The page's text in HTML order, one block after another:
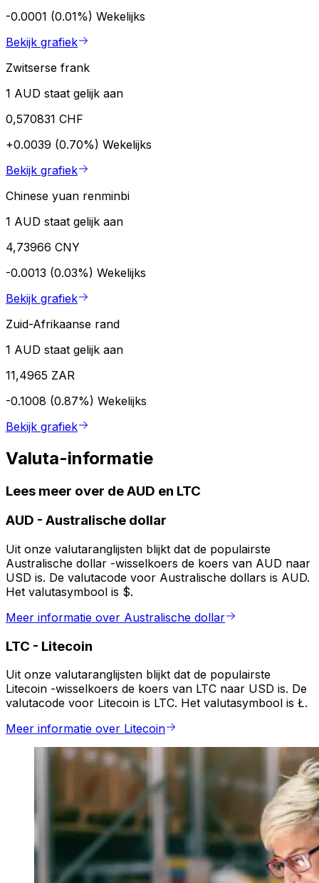
-0.0001 (0.01%) Wekelijks
Bekijk grafiek
Zwitserse frank
1 AUD staat gelijk aan
0,570831 CHF
+0.0039 (0.70%) Wekelijks
Bekijk grafiek
Chinese yuan renminbi
1 AUD staat gelijk aan
4,73966 CNY
-0.0013 (0.03%) Wekelijks
Bekijk grafiek
Zuid-Afrikaanse rand
1 AUD staat gelijk aan
11,4965 ZAR
-0.1008 (0.87%) Wekelijks
Bekijk grafiek
Valuta-informatie
Lees meer over de AUD en LTC
AUD - Australische dollar
Uit onze valutaranglijsten blijkt dat de populairste
Australische dollar -wisselkoers de koers van AUD naar
USD is. De valutacode voor Australische dollars is AUD.
Het valutasymbool is $.
Meer informatie over Australische dollar
LTC - Litecoin
Uit onze valutaranglijsten blijkt dat de populairste
Litecoin -wisselkoers de koers van LTC naar USD is. De
valutacode voor Litecoin is LTC. Het valutasymbool is Ł.
Meer informatie over Litecoin